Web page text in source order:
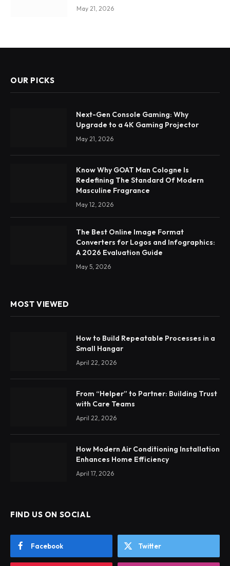
May 21, 2026
OUR PICKS
Next-Gen Console Gaming: Why
Upgrade to a 4K Gaming Projector
May 21, 2026
Know Why GOAT Man Cologne Is
Redefining The Standard Of Modern
Masculine Fragrance
May 12, 2026
The Best Online Image Format
Converters for Logos and Infographics:
A 2026 Evaluation Guide
May 5, 2026
MOST VIEWED
How to Build Repeatable Processes in a
Small Hangar
April 22, 2026
From “Helper” to Partner: Building Trust
with Care Teams
April 22, 2026
How Modern Air Conditioning Installation
Enhances Home Efficiency
April 17, 2026
FIND US ON SOCIAL
Facebook Twitter